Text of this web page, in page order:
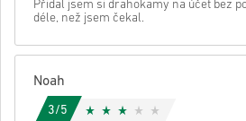
Přidal jsem si drahokamy na účet bez
déle, než jsem čekal.
Noah
3/5